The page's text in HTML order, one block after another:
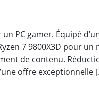
PC gamer. Équipé
7 9800X3D pour un
de contenu.
offre exceptionnelle